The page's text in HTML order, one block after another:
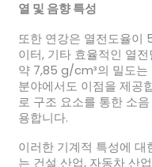
열 및 음향 특성
또한 연강은 열전도율이
이터, 기타 효율적인 열
약 7,85 g/cm³의 밀도는
분야에서도 이점을 제공
로 구조 요소를 통한 소
용합니다.
이러한 기계적 특성에
는 건설 산업, 자동차 산